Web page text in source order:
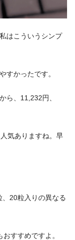
はこういうシンプ
すかったです。
ら、11,232円、
気ありますね。早
20粒入りの異なる
すすめですよ。